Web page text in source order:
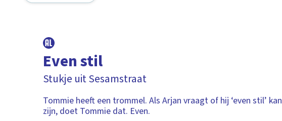
Even stil
Stukje uit Sesamstraat
Tommie heeft een trommel. Als Arjan vraagt of hij ‘even stil’ kan
zijn, doet Tommie dat. Even.